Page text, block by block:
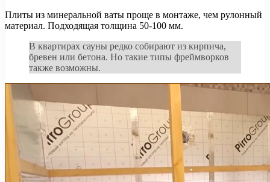
Плиты из минеральной ваты проще в монтаже, чем рулонный
материал. Подходящая толщина 50-100 мм.
В квартирах сауны редко собирают из кирпича,
бревен или бетона. Но такие типы фреймворков
также возможны.